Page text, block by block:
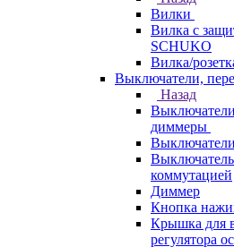
Вилки
Вилка с
SCHUKO
Вилка/
Выключатели,
Назад
диммеры
коммутацией
Диммер
Кнопка
Крышка для
регулятора